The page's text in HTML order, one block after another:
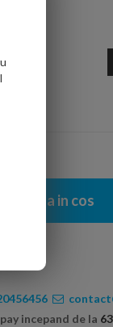
Adauga in cos
incepand de la